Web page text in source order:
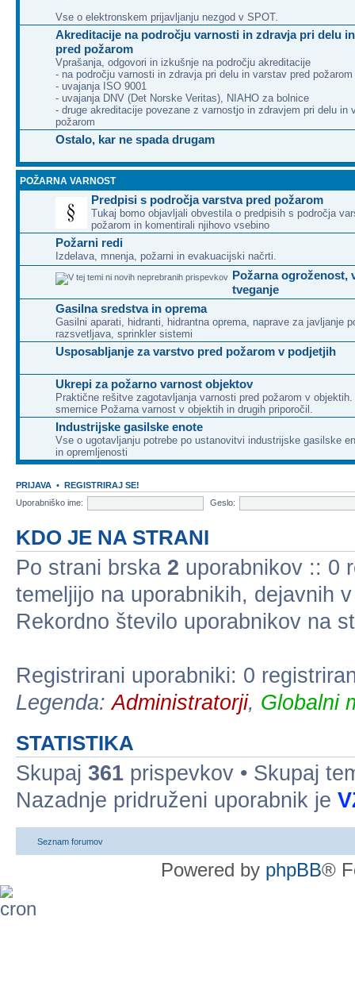
Vse o elektronskem prijavljanju nezgod v SPOT.
Akreditacije na področju varnosti in zdravja pri delu
pred požarom
Vprašanja, odgovori in izkušnje na področju akreditacije
- na področju varnosti in zdravja pri delu in varstav pred požarom
- uvajanja ISO 9001
- uvajanja DNV (Det Norske Veritas), NIAHO za bolnice
- druge akreditacije povezane z varnostjo in zdravjem pri delu in
požarom
Ostalo, kar ne spada drugam
POŽARNA VARNOST
Predpisi s področja varstva pred požarom
Tukaj bomo objavljali obvestila o predpisih s področja
požarom in komentirali njihovo vsebino
Požarni redi
Izdelava, mnenja, požarni in evakuacijski načrti.
Požarna ogroženost,
tveganje
Gasilna sredstva in oprema
Gasilni aparati, hidranti, hidrantna oprema, naprave za javljanje
razsvetljava, sprinkler sistemi
Usposabljanje za varstvo pred požarom v podjetjih
Ukrepi za požarno varnost objektov
Praktične rešitve zagotavljanja varnosti pred požarom v
smernice Požarna varnost v objektih in drugih priporočil.
Industrijske gasilske enote
Vse o ugotavljanju potrebe po ustanovitvi industrijske gasilske
in opremljenosti
PRIJAVA • REGISTRIRAJ SE!
Uporabniško ime:
Geslo:
KDO JE NA STRANI
Po strani brska 2 uporabnikov :: 0
temeljijo na uporabnikih, dejavnih
Rekordno število uporabnikov na
Registrirani uporabniki: 0
Legenda:Administratorji, Globalni
STATISTIKA
Skupaj 361 prispevkov • Skupaj
Nazadnje pridruženi uporabnik je
Seznam forumov
Powered by phpBB®